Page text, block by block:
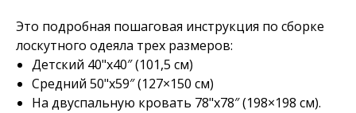
Это подробная пошаговая инструкция по сборке
лоскутного одеяла трех размеров:
Детский 40"x40″ (101,5 см)
Средний 50"x59″ (127×150 см)
На двуспальную кровать 78"x78″ (198×198 см).